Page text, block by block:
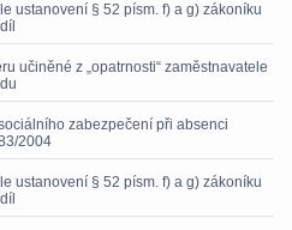
ustanovení § 52 písm. f) a g) zákoníku
učiněné z „opatrnosti“ zaměstnavatele
zabezpečení při absenci
2004
ustanovení § 52 písm. f) a g) zákoníku